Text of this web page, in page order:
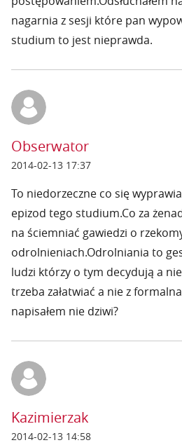
nagarnia z sesji które pan
studium to jest nieprawda.
Obserwator
2014-02-13 17:37
To niedorzeczne co się
epizod tego studium.Co za
na ściemniać gawiedzi o
odrolnieniach.Odrolniania to
ludzi którzy o tym decydują a
trzeba załatwiać a nie z
napisałem nie dziwi?
Kazimierzak
2014-02-13 14:58